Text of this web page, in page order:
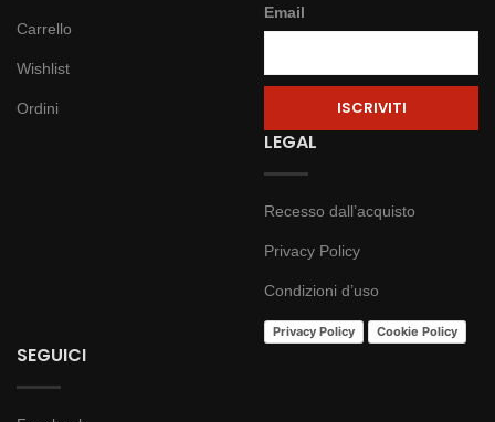
Carrello
Wishlist
Ordini
Email
LEGAL
Recesso dall’acquisto
Privacy Policy
Condizioni d’uso
Privacy Policy Cookie Policy
SEGUICI